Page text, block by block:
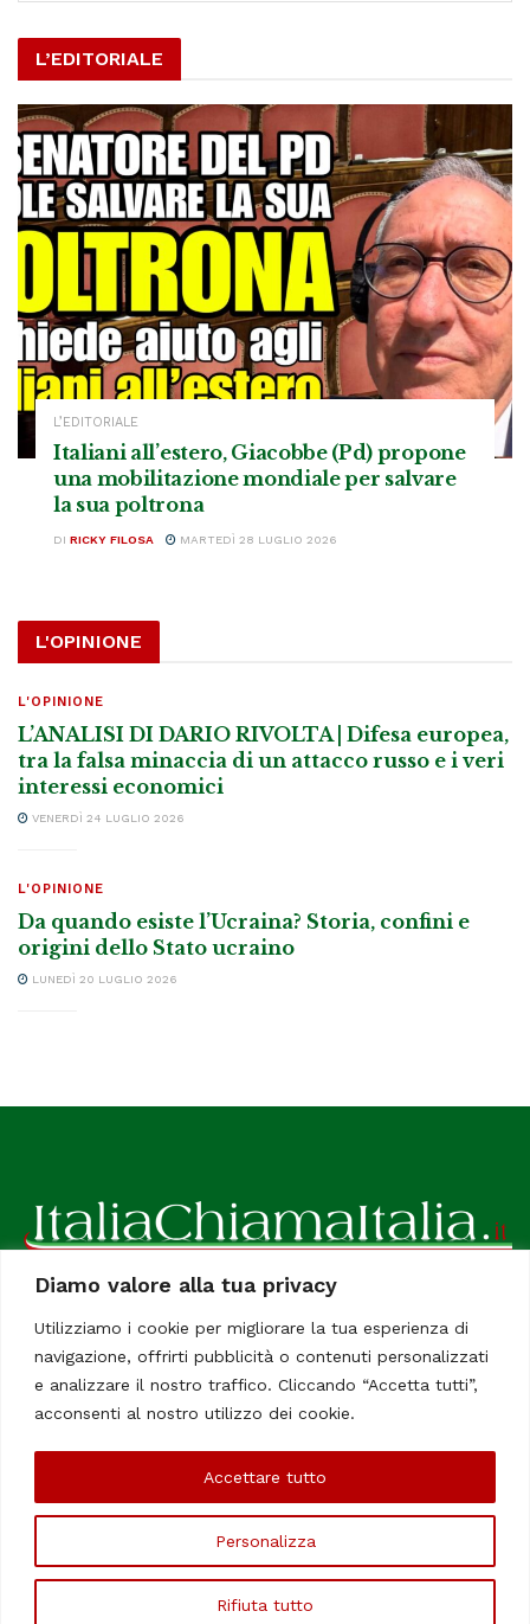
Diamo valore alla tua privacy
Utilizziamo i cookie per migliorare la tua esperienza di
navigazione, offrirti pubblicità o contenuti personalizzati
e analizzare il nostro traffico. Cliccando “Accetta tutti”,
acconsenti al nostro utilizzo dei cookie.
Personalizza
Rifiuta tutto
Accettare tutto
L’EDITORIALE
L’EDITORIALE
Italiani all’estero, Giacobbe (Pd) propone
una mobilitazione mondiale per salvare
la sua poltrona
DI RICKY FILOSA MARTEDÌ 28 LUGLIO 2026
L'OPINIONE
L'OPINIONE
L’ANALISI DI DARIO RIVOLTA | Difesa europea,
tra la falsa minaccia di un attacco russo e i veri
interessi economici
VENERDÌ 24 LUGLIO 2026
L'OPINIONE
Da quando esiste l’Ucraina? Storia, confini e
origini dello Stato ucraino
LUNEDÌ 20 LUGLIO 2026
ItaliaChiamaItalia, il TUO quotidiano online preferito.
Dedicato in particolare a tutti gli italiani residenti all'estero.
Tutti i diritti sono riservati. Quotidiano online indipendente
Le Firme
©Copyright 2006/2020 - ItaliaChiamaItalia